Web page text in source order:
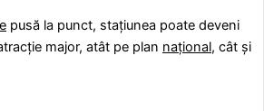
pusă la punct, stațiunea poate deveni
major, atât pe plan național, cât și